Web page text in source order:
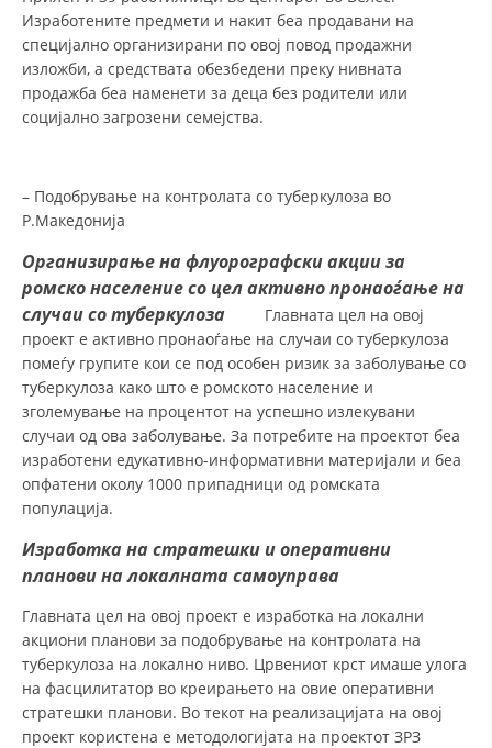
Изработените предмети и накит беа продавани на
специјално организирани по овој повод продажни
изложби, а средствата обезбедени преку нивната
продажба беа наменети за деца без родители или
социјално загрозени семејства.
– Подобрување на контролата со туберкулоза во
Р.Македонија
Организирање на флуорографски акции за
ромско население со цел активно пронаоѓање на
случаи со туберкулоза Главната цел на овој
проект е активно пронаоѓање на случаи со туберкулоза
помеѓу групите кои се под особен ризик за заболување со
туберкулоза како што е ромското население и
зголемување на процентот на успешно излекувани
случаи од ова заболување. За потребите на проектот беа
изработени едукативно-информативни материјали и беа
опфатени околу 1000 припадници од ромската
популација.
Изработка на стратешки и оперативни
планови на локалната самоуправа
Главната цел на овој проект е изработка на локални
акциони планови за подобрување на контролата на
туберкулоза на локално ниво. Црвениот крст имаше улога
на фасцилитатор во креирањето на овие оперативни
стратешки планови. Во текот на реализацијата на овој
проект користена е методологијата на проектот ЗРЗ